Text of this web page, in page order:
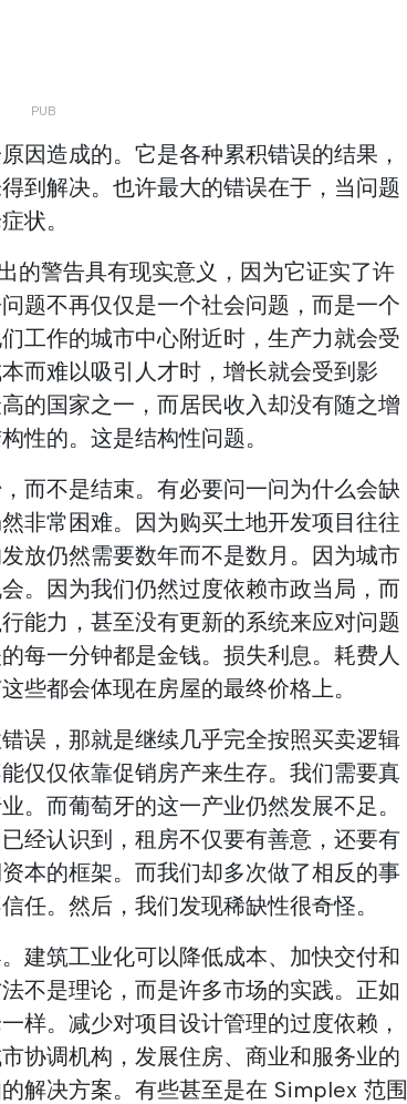
因造成的。它是各种累积错误的结果，
到解决。也许最大的错误在于，当问题
状。
的警告具有现实意义，因为它证实了许
题不再仅仅是一个社会问题，而是一个
工作的城市中心附近时，生产力就会受
而难以吸引人才时，增长就会受到影
的国家之一，而居民收入却没有随之增
性的。这是结构性问题。
而不是结束。有必要问一问为什么会缺
非常困难。因为购买土地开发项目往往
放仍然需要数年而不是数月。因为城市
。因为我们仍然过度依赖市政当局，而
能力，甚至没有更新的系统来应对问题
每一分钟都是金钱。损失利息。耗费人
些都会体现在房屋的最终价格上。
误，那就是继续几乎完全按照买卖逻辑
仅仅依靠促销房产来生存。我们需要真
。而葡萄牙的这一产业仍然发展不足。
经认识到，租房不仅要有善意，还要有
本的框架。而我们却多次做了相反的事
任。然后，我们发现稀缺性很奇怪。
建筑工业化可以降低成本、加快交付和
不是理论，而是许多市场的实践。正如
样。减少对项目设计管理的过度依赖，
协调机构，发展住房、商业和服务业的
解决方案。有些甚至是在 Simplex 范围